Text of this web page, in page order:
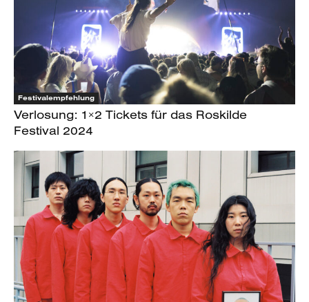
Festivalempfehlung
Verlosung: 1×2 Tickets für das Roskilde
Festival 2024